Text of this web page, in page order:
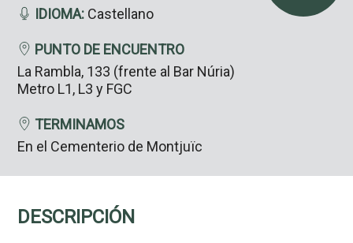
IDIOMA: Castellano
PUNTO DE ENCUENTRO
La Rambla, 133 (frente al Bar Núria)
Metro L1, L3 y FGC
TERMINAMOS
En el Cementerio de Montjuïc
DESCRIPCIÓN